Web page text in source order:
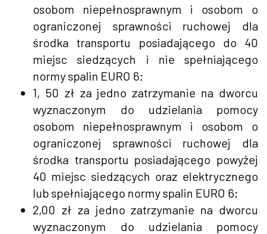
osobom niepełnosprawnym i osobom o
ograniczonej sprawności ruchowej dla
środka transportu posiadającego do 40
miejsc siedzących i nie spełniającego
normy spalin EURO 6;
1, 50 zł za jedno zatrzymanie na dworcu
wyznaczonym do udzielania pomocy
osobom niepełnosprawnym i osobom o
ograniczonej sprawności ruchowej dla
środka transportu posiadającego powyżej
40 miejsc siedzących oraz elektrycznego
lub spełniającego normy spalin EURO 6;
2,00 zł za jedno zatrzymanie na dworcu
wyznaczonym do udzielania pomocy